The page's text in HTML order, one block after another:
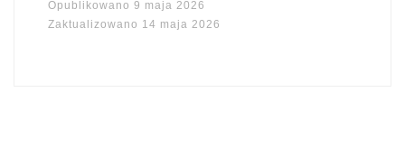
Opublikowano 9 maja 2026
Zaktualizowano 14 maja 2026